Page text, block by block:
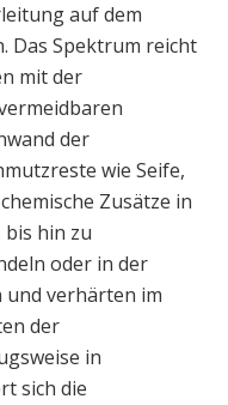
auf dem
Das Spektrum reicht
mit der
der
wie Seife,
Zusätze in
hin zu
oder in der
und verhärten im
der
in
sich die